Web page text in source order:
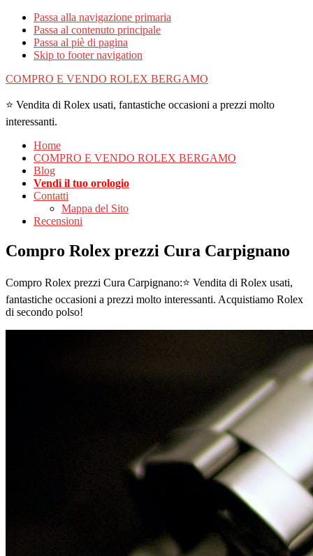
Passa alla navigazione primaria
Passa al contenuto principale
Passa al piè di pagina
Skip to footer navigation
COMPRO E VENDO ROLEX BERGAMO
⭐ Vendita di Rolex usati, fantastiche occasioni a prezzi molto
interessanti.
Home
COMPRO E VENDO ROLEX BERGAMO
Blog
Vendi il tuo orologio
Contatti
Mappa del Sito
Recensioni
Compro Rolex prezzi Cura Carpignano
Compro Rolex prezzi Cura Carpignano:⭐ Vendita di Rolex usati,
fantastiche occasioni a prezzi molto interessanti. Acquistiamo Rolex
di secondo polso!